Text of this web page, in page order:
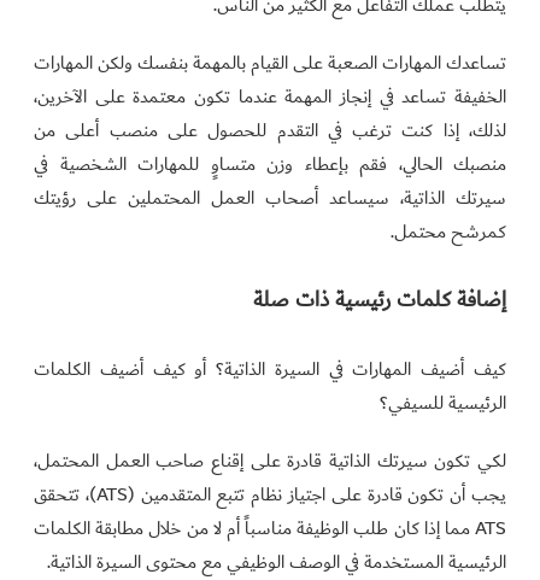
تساعدك المهارات الصعبة على القيام بالمهمة بنفسك ولكن المهارات
الخفيفة تساعد في إنجاز المهمة عندما تكون معتمدة على الآخرين،
لذلك، إذا كنت ترغب في التقدم للحصول على منصب أعلى من
منصبك الحالي، فقم بإعطاء وزن متساوٍ للمهارات الشخصية في
سيرتك الذاتية، سيساعد أصحاب العمل المحتملين على رؤيتك
كمرشح محتمل.
إضافة كلمات رئيسية ذات صلة
كيف أضيف المهارات في السيرة الذاتية؟ أو كيف أضيف الكلمات
الرئيسية للسيفي؟
لكي تكون سيرتك الذاتية قادرة على إقناع صاحب العمل المحتمل،
يجب أن تكون قادرة على اجتياز نظام تتبع المتقدمين (ATS)، تتحقق
ATS مما إذا كان طلب الوظيفة مناسباً أم لا من خلال مطابقة الكلمات
الرئيسية المستخدمة في الوصف الوظيفي مع محتوى السيرة الذاتية.